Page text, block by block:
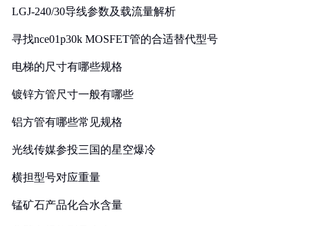
LGJ-240/30导线参数及载流量解析
寻找nce01p30k MOSFET管的合适替代型号
电梯的尺寸有哪些规格
镀锌方管尺寸一般有哪些
铝方管有哪些常见规格
光线传媒参投三国的星空爆冷
横担型号对应重量
锰矿石产品化合水含量